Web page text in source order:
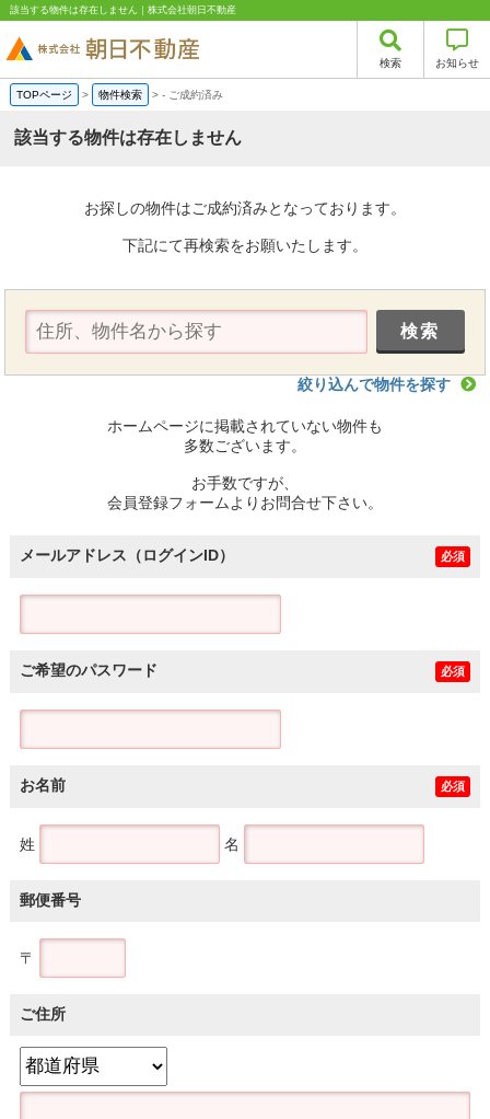
該当する物件は存在しません｜株式会社朝日不動産
検索 お知らせ
TOPページ > 物件検索 >- ご成約済み
該当する物件は存在しません
お探しの物件はご成約済みとなっております。
下記にて再検索をお願いたします。
絞り込んで物件を探す
ホームページに掲載されていない物件も
多数ございます。
お手数ですが、
会員登録フォームよりお問合せ下さい。
メールアドレス（ログインID） 必須
ご希望のパスワード 必須
お名前 必須
姓 名
郵便番号
〒
ご住所